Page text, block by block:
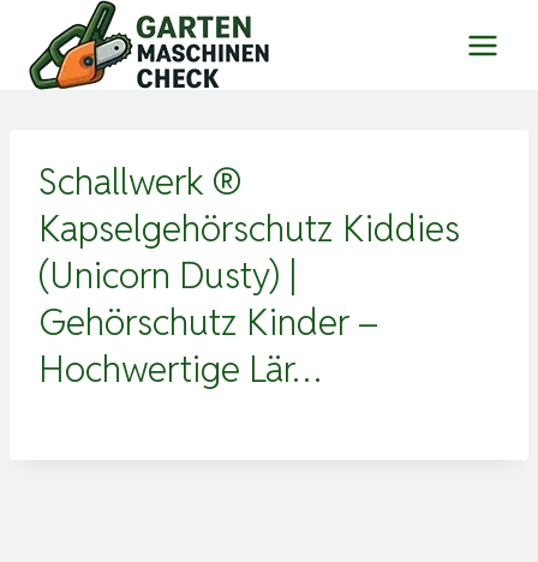
Inhalt
springen
Schallwerk ®
Kapselgehörschutz Kiddies
(Unicorn Dusty) |
Gehörschutz Kinder –
Hochwertige Lär…